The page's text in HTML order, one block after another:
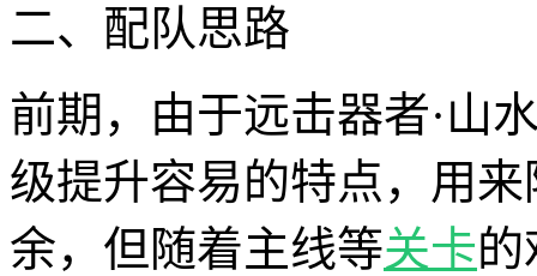
二、配队思路
前期，由于远击器者·山
级提升容易的特点，用
余，但随着主线等关卡的